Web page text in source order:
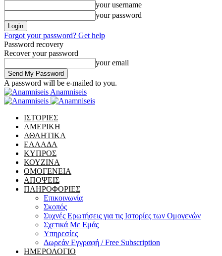
your username
your password
Forgot your password? Get help
Password recovery
Recover your password
your email
A password will be e-mailed to you.
Anamniseis
ΙΣΤΟΡΙΕΣ
ΑΜΕΡΙΚΗ
ΑΘΛΗΤΙΚΑ
ΕΛΛΑΔΑ
ΚΥΠΡΟΣ
ΚΟΥΖΙΝΑ
ΟΜΟΓΕΝΕΙΑ
ΑΠΟΨΕΙΣ
ΠΛΗΡΟΦΟΡΙΕΣ
Επικοινωνία
Σκοπός
Συχνές Ερωτήσεις για τις Ιστορίες των Ομογενών
Σχετικά Με Εμάς
Υπηρεσίες
Δωρεάν Εγγραφή / Free Subscription
ΗΜΕΡΟΛΟΓΙΟ